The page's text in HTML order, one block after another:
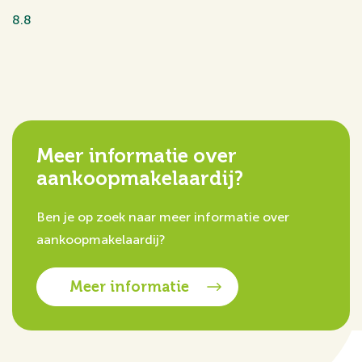
8.8
Meer informatie over
aankoopmakelaardij?
Ben je op zoek naar meer informatie over
aankoopmakelaardij?
Meer informatie